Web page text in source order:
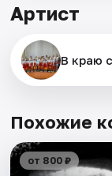
Артист
В краю
Похожие
от 800 ₽